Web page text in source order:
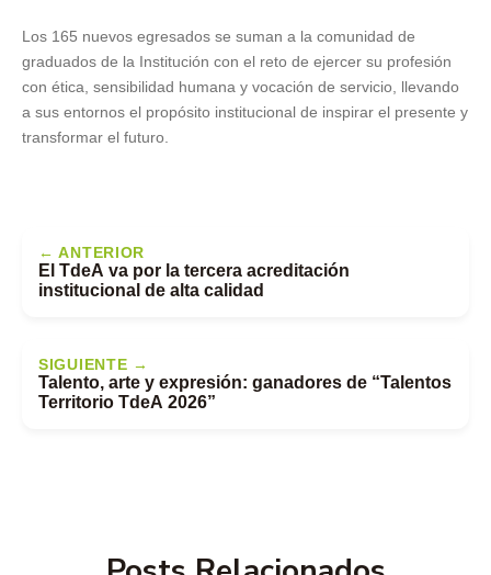
Los 165 nuevos egresados se suman a la comunidad de
graduados de la Institución con el reto de ejercer su profesión
con ética, sensibilidad humana y vocación de servicio, llevando
a sus entornos el propósito institucional de inspirar el presente y
transformar el futuro.
← ANTERIOR
El TdeA va por la tercera acreditación
institucional de alta calidad
SIGUIENTE →
Talento, arte y expresión: ganadores de “Talentos
Territorio TdeA 2026”